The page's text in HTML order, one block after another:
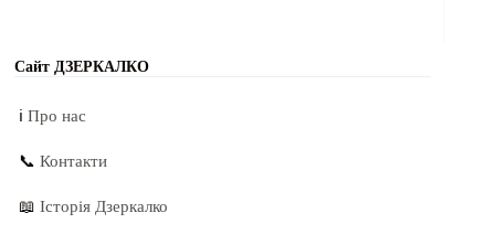
Сайт ДЗЕРКАЛКО
ℹ️Про нас
📞Контакти
📖Історія Дзеркалко